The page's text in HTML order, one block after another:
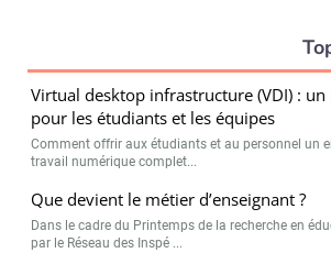
Virtual desktop infrastructure (VDI) :
pour les étudiants et les équipes
Comment offrir aux étudiants et au personnel un
travail numérique complet...
Que devient le métier d’enseignant ?
Dans le cadre du Printemps de la recherche en
par le Réseau des Inspé ...